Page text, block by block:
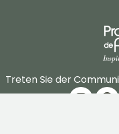
Treten Sie der